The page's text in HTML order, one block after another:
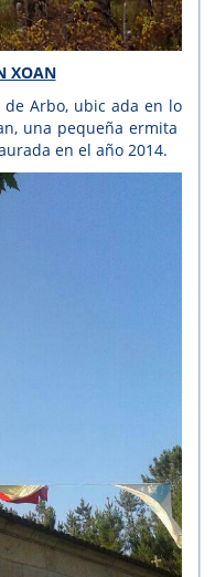
XOAN
de Arbo, ubic ada en lo
una pequeña ermita
en el año 2014.